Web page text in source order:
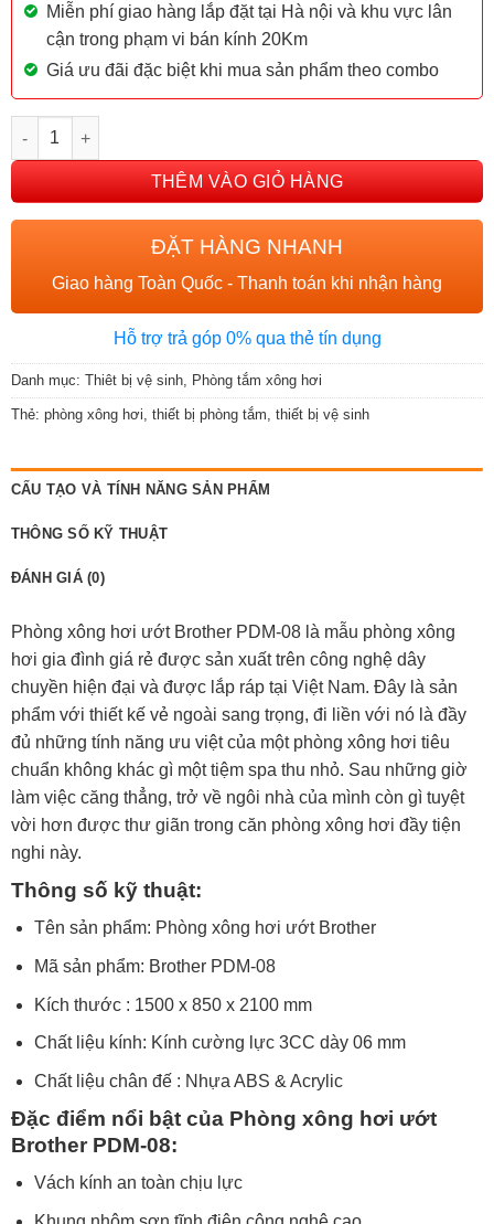
Miễn phí giao hàng lắp đặt tại Hà nội và khu vực lân
cận trong phạm vi bán kính 20Km
Giá ưu đãi đặc biệt khi mua sản phẩm theo combo
Phòng xông hơi ướt Brother PDM-08 số lượng
THÊM VÀO GIỎ HÀNG
ĐẶT HÀNG NHANH
Giao hàng Toàn Quốc - Thanh toán khi nhận hàng
Hỗ trợ trả góp 0% qua thẻ tín dụng
Danh mục: Thiêt bị vệ sinh, Phòng tắm xông hơi
Thẻ: phòng xông hơi, thiết bị phòng tắm, thiết bị vệ sinh
CẤU TẠO VÀ TÍNH NĂNG SẢN PHẨM
THÔNG SỐ KỸ THUẬT
ĐÁNH GIÁ (0)
Phòng xông hơi ướt Brother PDM-08 là mẫu phòng xông
hơi gia đình giá rẻ được sản xuất trên công nghệ dây
chuyền hiện đại và được lắp ráp tại Việt Nam. Đây là sản
phẩm với thiết kế vẻ ngoài sang trọng, đi liền với nó là đầy
đủ những tính năng ưu việt của một phòng xông hơi tiêu
chuẩn không khác gì một tiệm spa thu nhỏ. Sau những giờ
làm việc căng thẳng, trở về ngôi nhà của mình còn gì tuyệt
vời hơn được thư giãn trong căn phòng xông hơi đầy tiện
nghi này.
Thông số kỹ thuật:
Tên sản phẩm: Phòng xông hơi ướt Brother
Mã sản phẩm: Brother PDM-08
Kích thước : 1500 x 850 x 2100 mm
Chất liệu kính: Kính cường lực 3CC dày 06 mm
Chất liệu chân đế : Nhựa ABS & Acrylic
Đặc điểm nổi bật của Phòng xông hơi ướt
Brother PDM-08:
Vách kính an toàn chịu lực